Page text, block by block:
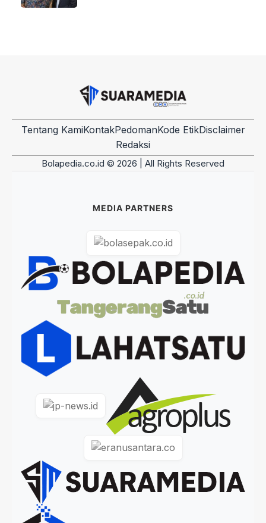
Tentang KamiKontakPedomanKode EtikDisclaimer
Redaksi
Bolapedia.co.id © 2026 | All Rights Reserved
MEDIA PARTNERS